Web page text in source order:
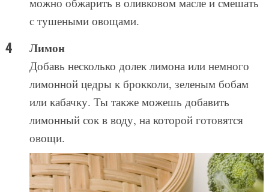
с тушеными овощами.
Лимон
Добавь несколько долек лимона или немного
лимонной цедры к брокколи, зеленым бобам
или кабачку. Ты также можешь добавить
лимонный сок в воду, на которой готовятся
овощи.